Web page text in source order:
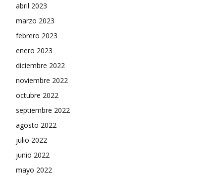
abril 2023
marzo 2023
febrero 2023
enero 2023
diciembre 2022
noviembre 2022
octubre 2022
septiembre 2022
agosto 2022
julio 2022
junio 2022
mayo 2022